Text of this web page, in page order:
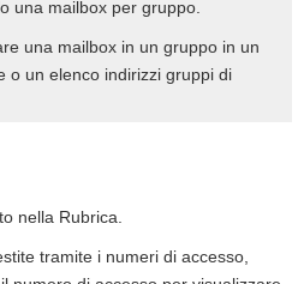
una mailbox per gruppo.
una mailbox in un gruppo in un
o un elenco indirizzi gruppi di
nella Rubrica.
tramite i numeri di accesso,